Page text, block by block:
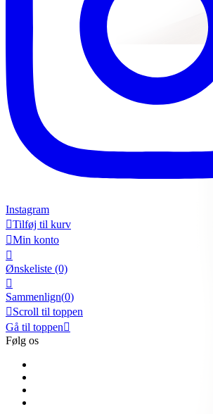
Instagram
Tilføj til kurv
Min konto

Ønskeliste (0)

Sammenlign(0)
Scroll til toppen
Gå til toppen
Følg os